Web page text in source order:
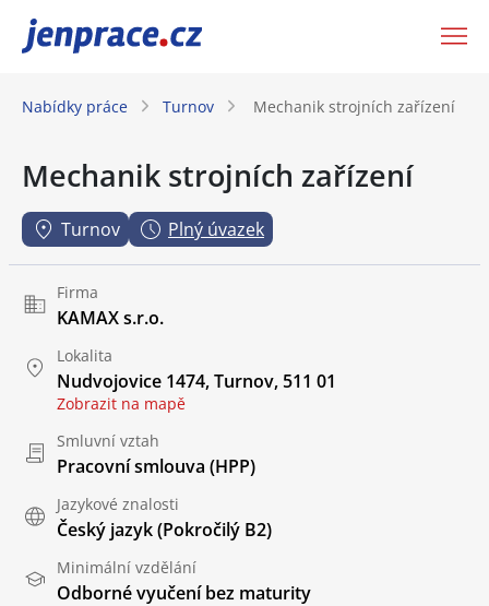
JenPráce.cz
Nabídky práce Turnov Mechanik strojních zařízení
Mechanik strojních zařízení
Turnov Plný úvazek
Firma
KAMAX s.r.o.
Lokalita
Nudvojovice 1474, Turnov, 511 01
Zobrazit na mapě
Smluvní vztah
Pracovní smlouva (HPP)
Jazykové znalosti
Český jazyk(Pokročilý B2)
Minimální vzdělání
Odborné vyučení bez maturity